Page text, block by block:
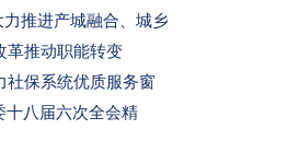
推进产城融合、城乡
革推动职能转变
社保系统优质服务窗
十八届六次全会精